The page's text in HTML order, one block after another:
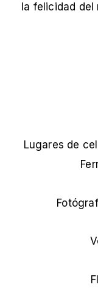
la felicidad del
Lugares de